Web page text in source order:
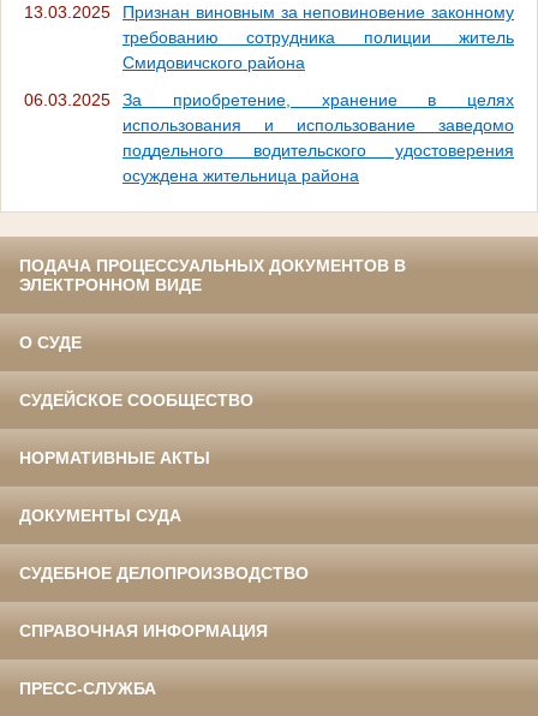
13.03.2025
Признан виновным за неповиновение законному
требованию сотрудника полиции житель
Смидовичского района
06.03.2025
За приобретение, хранение в целях
использования и использование заведомо
поддельного водительского удостоверения
осуждена жительница района
ПОДАЧА ПРОЦЕССУАЛЬНЫХ ДОКУМЕНТОВ В
ЭЛЕКТРОННОМ ВИДЕ
О СУДЕ
СУДЕЙСКОЕ СООБЩЕСТВО
НОРМАТИВНЫЕ АКТЫ
ДОКУМЕНТЫ СУДА
СУДЕБНОЕ ДЕЛОПРОИЗВОДСТВО
СПРАВОЧНАЯ ИНФОРМАЦИЯ
ПРЕСС-СЛУЖБА